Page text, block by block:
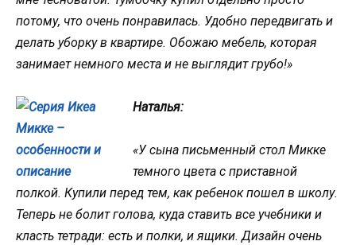
потому, что очень понравилась. Удобно передвигать и
делать уборку в квартире. Обожаю мебель, которая
занимает немного места и не выглядит грубо!»
Наталья:
«У сына письменный стол Микке
темного цвета с приставной
полкой. Купили перед тем, как ребенок пошел в школу.
Теперь не болит голова, куда ставить все учебники и
класть тетради: есть и полки, и ящики. Дизайн очень